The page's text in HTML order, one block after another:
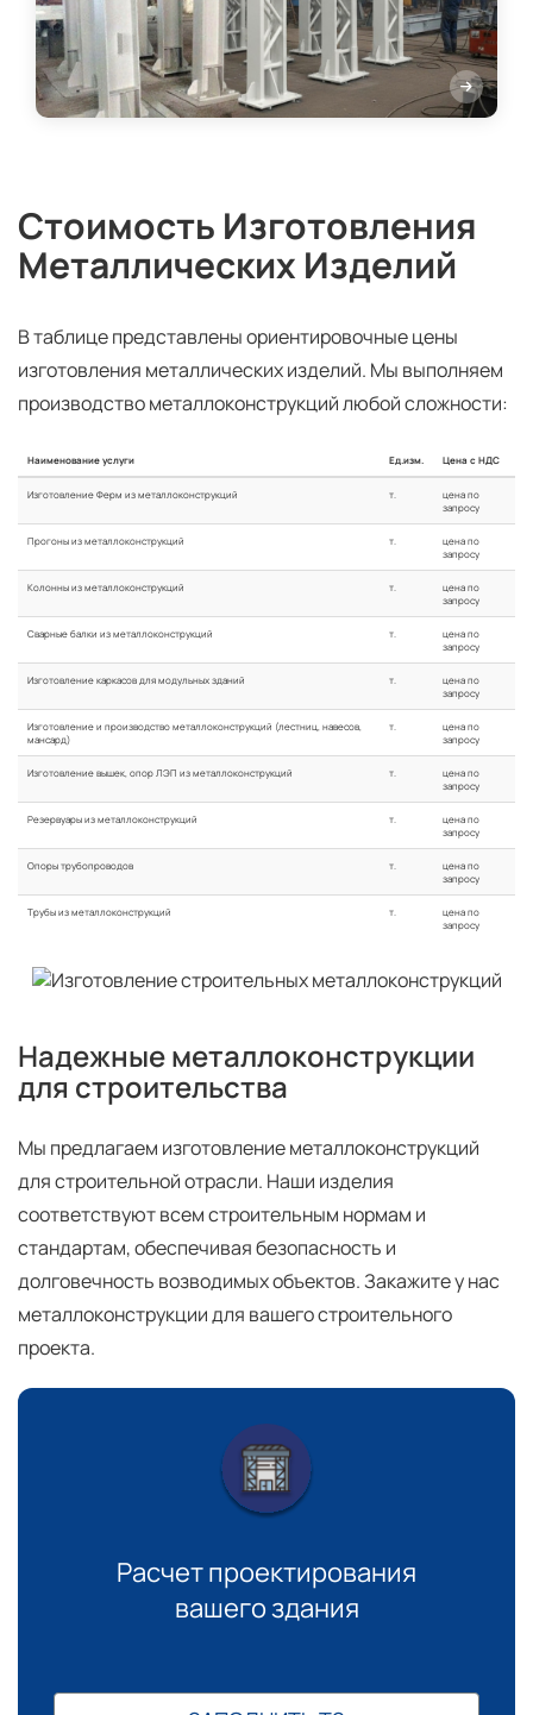
Стоимость Изготовления
Металлических Изделий
В таблице представлены ориентировочные цены
изготовления металлических изделий. Мы выполняем
производство металлоконструкций любой сложности:
Наименование услуги Ед.изм. Цена с НДС
Изготовление Ферм из металлоконструкций т.
цена по
запросу
Прогоны из металлоконструкций т.
цена по
запросу
Колонны из металлоконструкций т.
цена по
запросу
Сварные балки из металлоконструкций т.
цена по
запросу
Изготовление каркасов для модульных зданий т.
цена по
запросу
Изготовление и производство металлоконструкций (лестниц, навесов,
мансард)
т.
цена по
запросу
Изготовление вышек, опор ЛЭП из металлоконструкций т.
цена по
запросу
Резервуары из металлоконструкций т.
цена по
запросу
Опоры трубопроводов т.
цена по
запросу
Трубы из металлоконструкций т.
цена по
запросу
Надежные металлоконструкции
для строительства
Мы предлагаем изготовление металлоконструкций
для строительной отрасли. Наши изделия
соответствуют всем строительным нормам и
стандартам, обеспечивая безопасность и
долговечность возводимых объектов. Закажите у нас
металлоконструкции для вашего строительного
проекта.
Расчет проектирования
вашего здания